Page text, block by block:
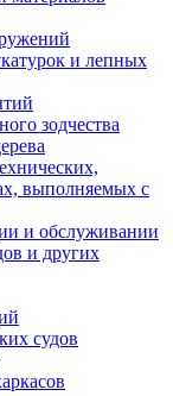
и лепных
зодчества
выполняемых с
и обслуживании
и других
судов